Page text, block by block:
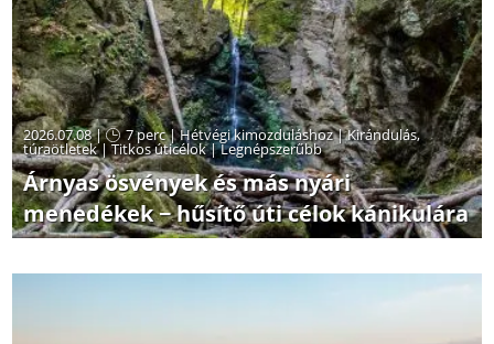
2026.07.08 | 7 perc|Hétvégi kimozduláshoz|Kirándulás,
túraötletek|Titkos úticélok|Legnépszerűbb
Árnyas ösvények és más nyári
menedékek − hűsítő úti célok kánikulára